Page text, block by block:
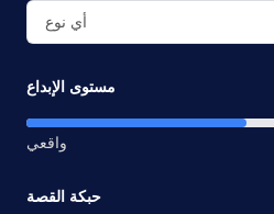
أي نوع
مستوى الإبداع
واقعي
حبكة القصة